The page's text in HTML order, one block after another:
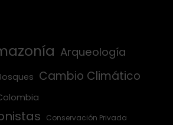
Arqueología
Cambio Climático
Conservación Privada